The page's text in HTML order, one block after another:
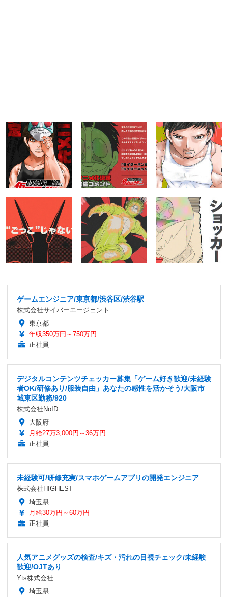
ゲームエンジニア/東京都/渋谷区/渋谷駅
株式会社サイバーエージェント
東京都
年収350万円～750万円
正社員
デジタルコンテンツチェッカー募集「ゲーム好き歓迎/未経験
者OK/研修あり/服装自由」あなたの感性を活かそう/大阪市
城東区勤務/920
株式会社NoID
大阪府
月給27万3,000円～36万円
正社員
未経験可/研修充実/スマホゲームアプリの開発エンジニア
株式会社HIGHEST
埼玉県
月給30万円～60万円
正社員
人気アニメグッズの検査/キズ・汚れの目視チェック/未経験
歓迎/OJTあり
Yts株式会社
埼玉県